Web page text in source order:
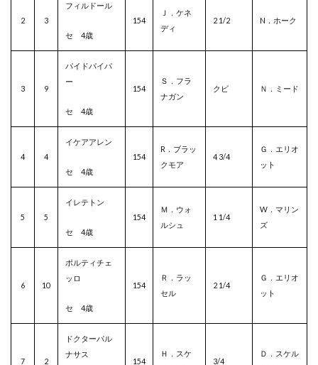
2 3
フィルドール
セ 4歳
154
Ｊ．ケネ
ディ
2 1/2 N．ホーク
3 9
パイドパイパ
ー
セ 4歳
154
Ｓ．フラ
ナガン
クビ Ｎ．ミード
4 4
イケアアレン
セ 4歳
154
R．ブラッ
クモア
4 3/4
Ｇ．エリオ
ット
5 5
イレテトン
セ 4歳
154
Ｍ．ウォ
ルシュ
1 1/4
W．マリン
ズ
6 10
ポルティチェ
ッロ
セ 4歳
154
Ｒ．ラッ
セル
2 1/4
Ｇ．エリオ
ット
7 2
ドクターパル
ナサス
154
Ｈ．スケ
3/4
Ｄ．スケル